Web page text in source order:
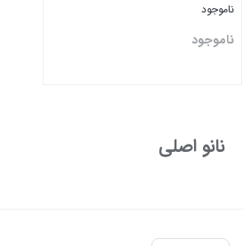
ناموجود
ناموجود
نانو اصلی